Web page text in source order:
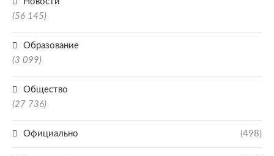
(56 145)
Образование
(3 099)
Общество
(27 736)
Официально (498)